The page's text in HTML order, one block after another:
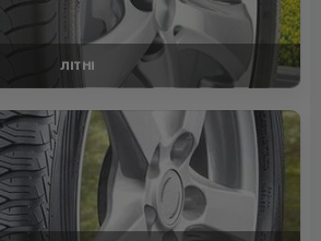
ЛІТНІ